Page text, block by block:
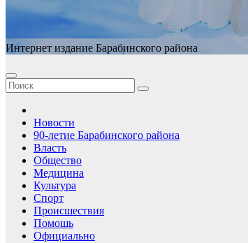
Интернет издание Барабинского района
Новости
90-летие Барабинского района
Власть
Общество
Медицина
Культура
Спорт
Происшествия
Помошь
Официально